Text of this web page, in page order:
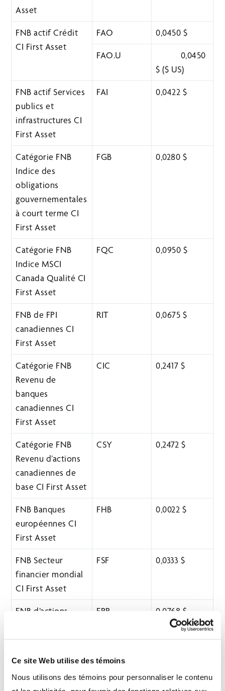
Ce site Web utilise des témoins
Nous utilisons des témoins pour personnaliser le contenu
Asset
FNB actif Crédit
CI First Asset
FAO 0,0450 $
FAO.U
0,0450
$ ($ US)
FNB actif Services
publics et
infrastructures CI
First Asset
FAI 0,0422 $
Catégorie FNB
Indice des
obligations
gouvernementales
à court terme CI
First Asset
FGB 0,0280 $
Catégorie FNB
Indice MSCI
Canada Qualité CI
First Asset
FQC 0,0950 $
FNB de FPI
canadiennes CI
First Asset
RIT 0,0675 $
Catégorie FNB
Revenu de
banques
canadiennes CI
First Asset
CIC 0,2417 $
Catégorie FNB
Revenu d’actions
canadiennes de
base CI First Asset
CSY 0,2472 $
FNB Banques
européennes CI
First Asset
FHB 0,0022 $
FNB Secteur
financier mondial
CI First Asset
FSF 0,0333 $
FNB d’actions
First Asset
FPR 0,0768 $
FNB Revenu fixe
de longue durée
FLB